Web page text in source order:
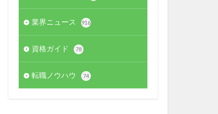
業界ニュース 916
資格ガイド 78
転職ノウハウ 74